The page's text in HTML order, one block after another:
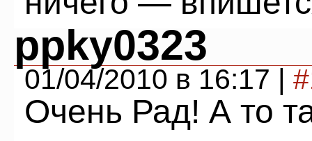
ppky0323
01/04/2010 в 16:17 |
Очень Рад! А то